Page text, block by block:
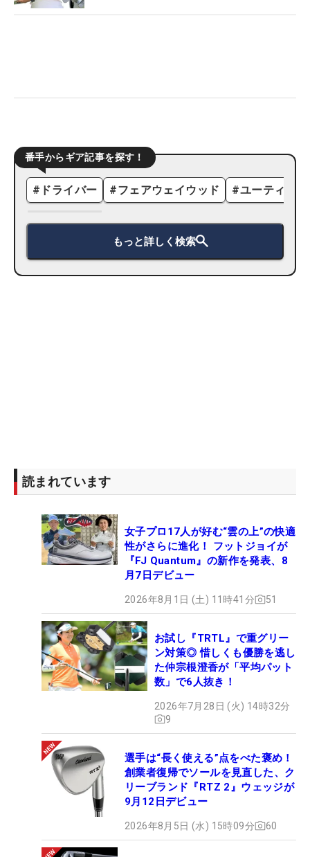
番手からギア記事を探す！
# ドライバー #フェアウェイウッド #ユーティリ
もっと詳しく検索
読まれています
女子プロ17人が好む“雲の上”の快適
性がさらに進化！ フットジョイが
『FJ Quantum』の新作を発表、8
月7日デビュー
2026年8月1日 (土) 11時41分 51
お試し『TRTL』で重グリー
ン対策◎ 惜しくも優勝を逃し
た仲宗根澄香が「平均パット
数」で6人抜き！
2026年7月28日 (火) 14時32分
9
選手は“長く使える”点をべた褒め！
創業者復帰でソールを見直した、ク
リーブランド『RTZ 2』ウェッジが
9月12日デビュー
2026年8月5日 (水) 15時09分 60